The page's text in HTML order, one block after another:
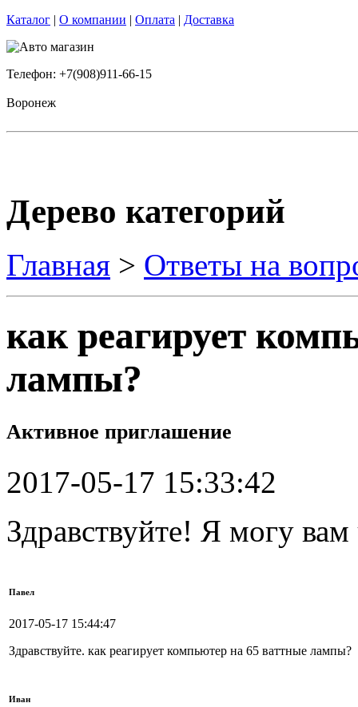
Каталог | О компании | Оплата | Доставка
Телефон: +7(908)911-66-15
Воронеж
Дерево категорий
Главная > Ответы на
как реагирует
лампы?
Активное приглашение
2017-05-17 15:33:42
Здравствуйте! Я могу
Павел
2017-05-17 15:44:47
Здравствуйте. как реагирует компьютер на 65 ваттные лампы?
Иван